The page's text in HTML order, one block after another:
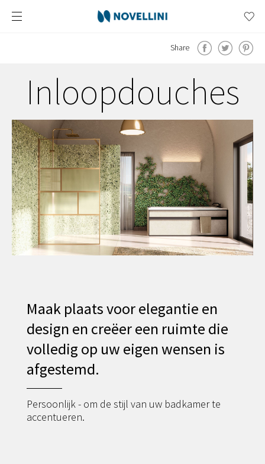
Share
Inloopdouches
Maak plaats voor elegantie en
design en creëer een ruimte die
volledig op uw eigen wensen is
afgestemd.
Persoonlijk - om de stijl van uw badkamer te
accentueren.